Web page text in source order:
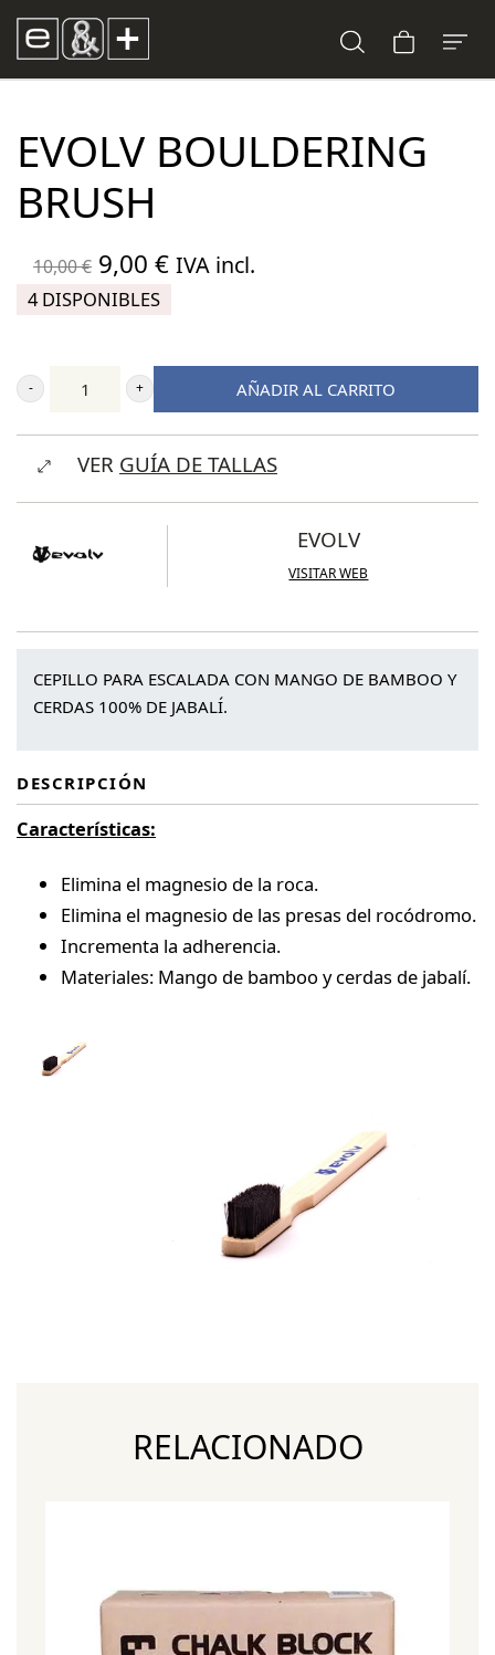
EVOLV BOULDERING
BRUSH
10,00€ El
precio
10,00 €.
9,00 €El
es:
9,00 €.
IVA incl.
4 DISPONIBLES
Evolv
Bouldering
Brush
AÑADIR AL CARRITO
VER GUÍA DE TALLAS
EVOLV
VISITAR WEB
CEPILLO PARA ESCALADA CON MANGO DE BAMBOO Y
CERDAS 100% DE JABALÍ.
DESCRIPCIÓN
Características:
Elimina el magnesio de la roca.
Elimina el magnesio de las presas del rocódromo.
Incrementa la adherencia.
Materiales: Mango de bamboo y cerdas de jabalí.
RELACIONADO